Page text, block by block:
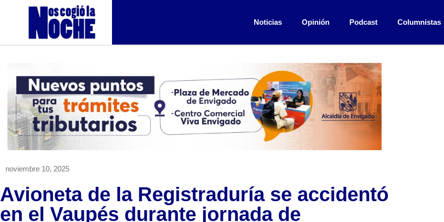
Noticias Opinión Podcast Columnistas
noviembre 10, 2025
Avioneta de la Registraduría se accidentó
en el Vaupés durante jornada de